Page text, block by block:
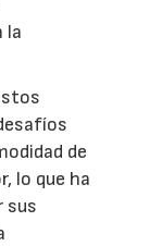
la
de
lo que ha
sus